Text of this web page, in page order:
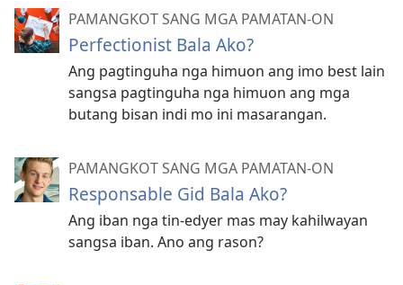
PAMANGKOT SANG MGA PAMATAN-ON
Perfectionist Bala Ako?
Ang pagtinguha nga himuon ang imo best lain
sangsa pagtinguha nga himuon ang mga
butang bisan indi mo ini masarangan.
PAMANGKOT SANG MGA PAMATAN-ON
Responsable Gid Bala Ako?
Ang iban nga tin-edyer mas may kahilwayan
sangsa iban. Ano ang rason?